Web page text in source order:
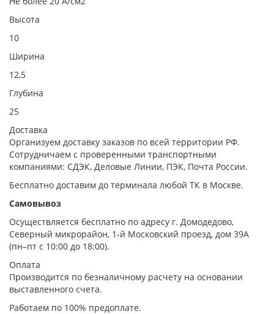
Высота
10
Ширина
12,5
Глубина
25
Доставка
Организуем доставку заказов по всей территории РФ.
Сотрудничаем с проверенными транспортными
компаниями: СДЭК, Деловые Линии, ПЭК, Почта России.
Бесплатно доставим до терминала любой ТК в Москве.
Самовывоз
Осуществляется бесплатно по адресу г. Домодедово,
Северный микрорайон, 1-й Московский проезд, дом 39А
(пн–пт с 10:00 до 18:00).
Оплата
Производится по безналичному расчету на основании
выставленного счета.
Работаем по 100% предоплате.